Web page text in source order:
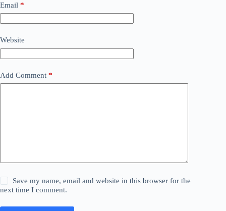
Email *
Website
Add Comment *
Save my name, email and website in this browser for the
next time I comment.